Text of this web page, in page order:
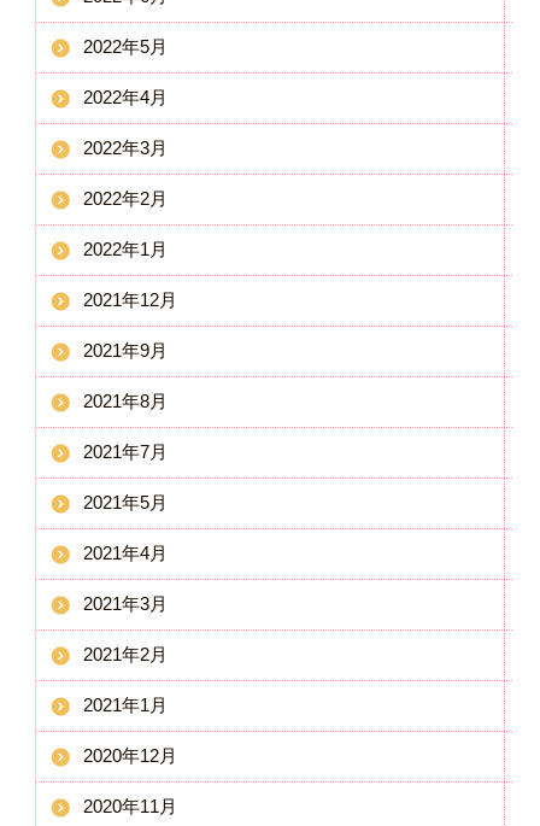
2022年5月
2022年4月
2022年3月
2022年2月
2022年1月
2021年12月
2021年9月
2021年8月
2021年7月
2021年5月
2021年4月
2021年3月
2021年2月
2021年1月
2020年12月
2020年11月